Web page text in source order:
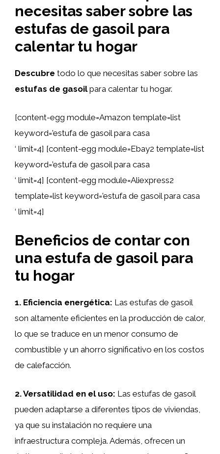
necesitas saber sobre las
estufas de gasoil para
calentar tu hogar
Descubre todo lo que necesitas saber sobre las
estufas de gasoilpara calentar tu hogar.
[content-egg module=Amazon template=list
keyword=’estufa de gasoil para casa
‘ limit=4] [content-egg module=Ebay2 template=list
keyword=’estufa de gasoil para casa
‘ limit=4] [content-egg module=Aliexpress2
template=list keyword=’estufa de gasoil para casa
‘ limit=4]
Beneficios de contar con
una estufa de gasoil para
tu hogar
1. Eficiencia energética: Las estufas de gasoil
son altamente eficientes en la producción de calor,
lo que se traduce en un menor consumo de
combustible y un ahorro significativo en los costos
de calefacción.
2. Versatilidad en el uso: Las estufas de gasoil
pueden adaptarse a diferentes tipos de viviendas,
ya que su instalación no requiere una
infraestructura compleja. Además, ofrecen un